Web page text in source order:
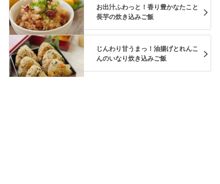
お出汁ふわっと！香り豊かなたこと
長芋の炊き込みご飯
じんわり甘うまっ！油揚げとれんこ
んのいなり炊き込みご飯